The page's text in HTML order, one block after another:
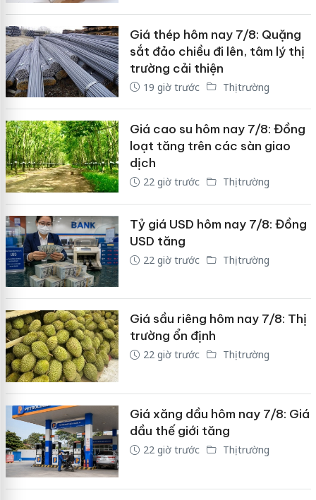
Giá thép hôm nay 7/8: Quặng
sắt đảo chiều đi lên, tâm lý thị
trường cải thiện
19 giờ trước Thị trường
Giá cao su hôm nay 7/8: Đồng
loạt tăng trên các sàn giao
dịch
22 giờ trước Thị trường
Tỷ giá USD hôm nay 7/8: Đồng
USD tăng
22 giờ trước Thị trường
Giá sầu riêng hôm nay 7/8: Thị
trường ổn định
22 giờ trước Thị trường
Giá xăng dầu hôm nay 7/8: Giá
dầu thế giới tăng
22 giờ trước Thị trường